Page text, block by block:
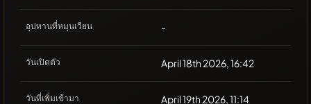
อุปทานที่หมุนเวียน -
วันเปิดตัว April 18th 2026, 16:42
วันที่เพิ่มเข้ามา April 19th 2026, 11:14